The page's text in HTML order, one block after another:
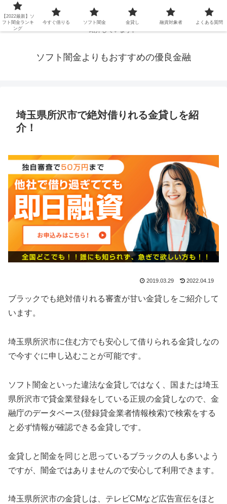
延滞ブラックや年金・生活保護・主婦・パート・派遣など消費者金融でお金を
借りられないブラックの方でも、即日融資で借りられる審査が甘い優良街金を
紹介しています。
ソフト闇金よりもおすすめの優良金融
埼玉県所沢市で絶対借りれる金貸しを紹
介！
2019.03.29 2022.04.19
ブラックでも絶対借りれる審査が甘い金貸しをご紹介して
います。
埼玉県所沢市に住む方でも安心して借りられる金貸しなの
で今すぐに申し込むことが可能です。
ソフト闇金といった違法な金貸しではなく、国または埼玉
県所沢市で貸金業登録をしている正規の金貸しなので、金
融庁のデータベース(登録貸金業者情報検索)で検索をする
と必ず情報が確認できる金貸しです。
金貸しと闇金を同じと思っているブラックの人も多いよう
ですが、闇金ではありませんので安心して利用できます。
埼玉県所沢市の金貸しは、テレビCMなど広告宣伝をほと
【2022最新】ソ
フト闇金ランキ
ング
今すぐ借りる ソフト闇金 金貸し 融資対象者 よくある質問